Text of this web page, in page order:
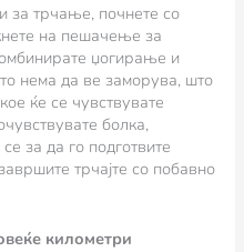
за трчање, почнете со
на пешачење за
џогирање и
нема да ве заморува, што
ќе се чувствувате
болка,
за да го подготвите
трчајте со побавно
километри